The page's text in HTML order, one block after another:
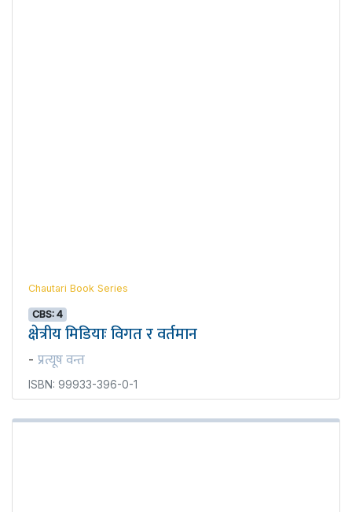
Chautari Book Series
CBS: 4
क्षेत्रीय मिडियाः विगत र वर्तमान
- प्रत्यूष वन्त
ISBN: 99933-396-0-1